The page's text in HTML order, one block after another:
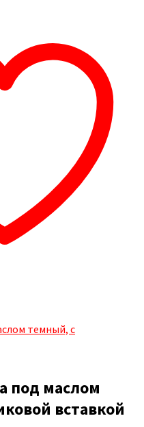
под маслом
вставкой